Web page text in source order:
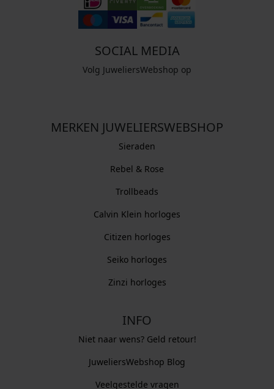
SOCIAL MEDIA
Volg JuweliersWebshop op
MERKEN JUWELIERSWEBSHOP
Sieraden
Rebel & Rose
Trollbeads
Calvin Klein horloges
Citizen horloges
Seiko horloges
Zinzi horloges
INFO
Niet naar wens? Geld retour!
JuweliersWebshop Blog
Veelgestelde vragen